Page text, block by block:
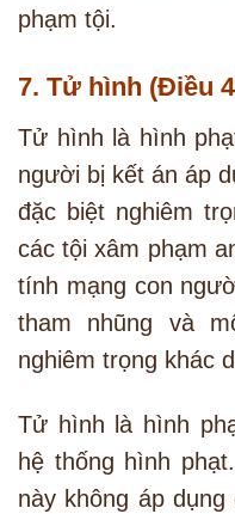
phạm tội.
7. Tử hình (Điều
Tử hình là hình
người bị kết án áp
đặc biệt nghiêm
các tội xâm phạm
tính mạng con
tham nhũng và
nghiêm trọng khác
Tử hình là hình
hệ thống hình
này không áp